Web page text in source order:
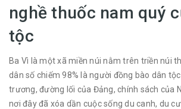
nghề thuốc nam quý
tộc
Ba Vì là một xã miền núi nằm trên triền núi
dân số chiếm 98% là người đồng bào dân
trương, đường lối của Đảng, chính sách của
nơi đây đã xóa dần cuộc sống du canh, du